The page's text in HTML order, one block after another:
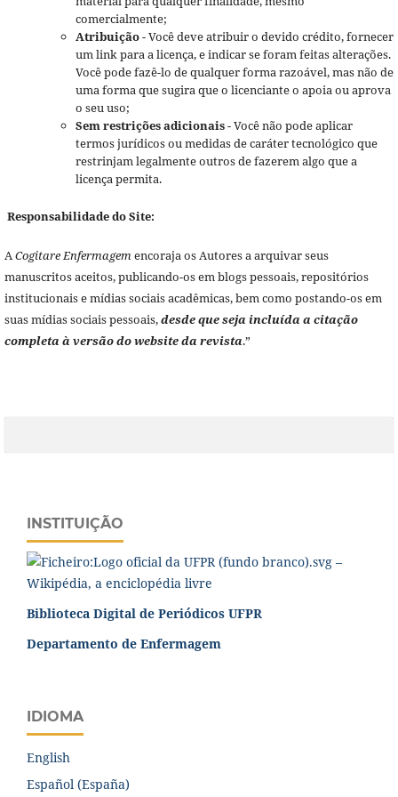
comercialmente;
Atribuição- Você deve atribuir o devido crédito, fornecer
um link para a licença, e indicar se foram feitas alterações.
Você pode fazê-lo de qualquer forma razoável, mas não de
uma forma que sugira que o licenciante o apoia ou aprova
o seu uso;
Sem restrições adicionais- Você não pode aplicar
termos jurídicos ou medidas de caráter tecnológico que
restrinjam legalmente outros de fazerem algo que a
licença permita.
Responsabilidade do Site:
ACogitare Enfermagemencoraja os Autores a arquivar seus
manuscritos aceitos, publicando-os em blogs pessoais, repositórios
institucionais e mídias sociais acadêmicas, bem como postando-os em
suas mídias sociais pessoais,desde que seja incluída a citação
completa à versão do website da revista.”
INSTITUIÇÃO
Biblioteca Digital de Periódicos UFPR
Departamento de Enfermagem
IDIOMA
English
Español (España)